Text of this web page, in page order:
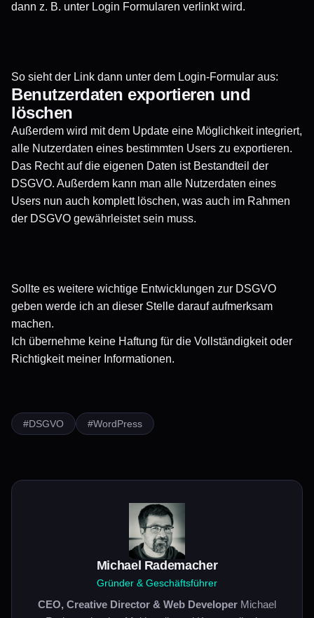
dann z. B. unter Login Formularen verlinkt wird.
So sieht der Link dann unter dem Login-Formular aus:
Benutzerdaten exportieren und
löschen
Außerdem wird mit dem Update eine Möglichkeit integriert,
alle Nutzerdaten eines bestimmten Users zu exportieren.
Das Recht auf die eigenen Daten ist Bestandteil der
DSGVO. Außerdem kann man alle Nutzerdaten eines
Users nun auch komplett löschen, was auch im Rahmen
der DSGVO gewährleistet sein muss.
Sollte es weitere wichtige Entwicklungen zur DSGVO
geben werde ich an dieser Stelle darauf aufmerksam
machen.
Ich übernehme keine Haftung für die Vollständigkeit oder
Richtigkeit meiner Informationen.
#DSGVO #WordPress
Michael Rademacher
Gründer & Geschäftsführer
CEO, Creative Director & Web Developer Michael